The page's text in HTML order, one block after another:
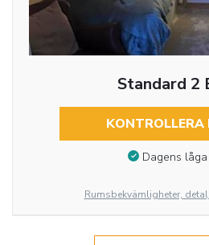
Standard 2
KONTROLLERA
Dagens
Rumsbekvämligheter,